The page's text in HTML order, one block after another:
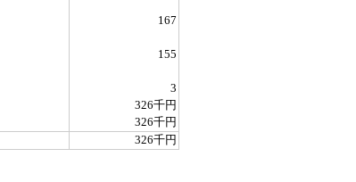
167
155
3
326千円
326千円
326千円